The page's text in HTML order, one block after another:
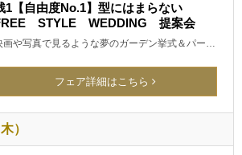
1【自由度No.1】型にはまらない
STYLE WEDDING 提案会
画や写真で見るような夢のガーデン挙式＆パー…
フェア詳細はこちら
）